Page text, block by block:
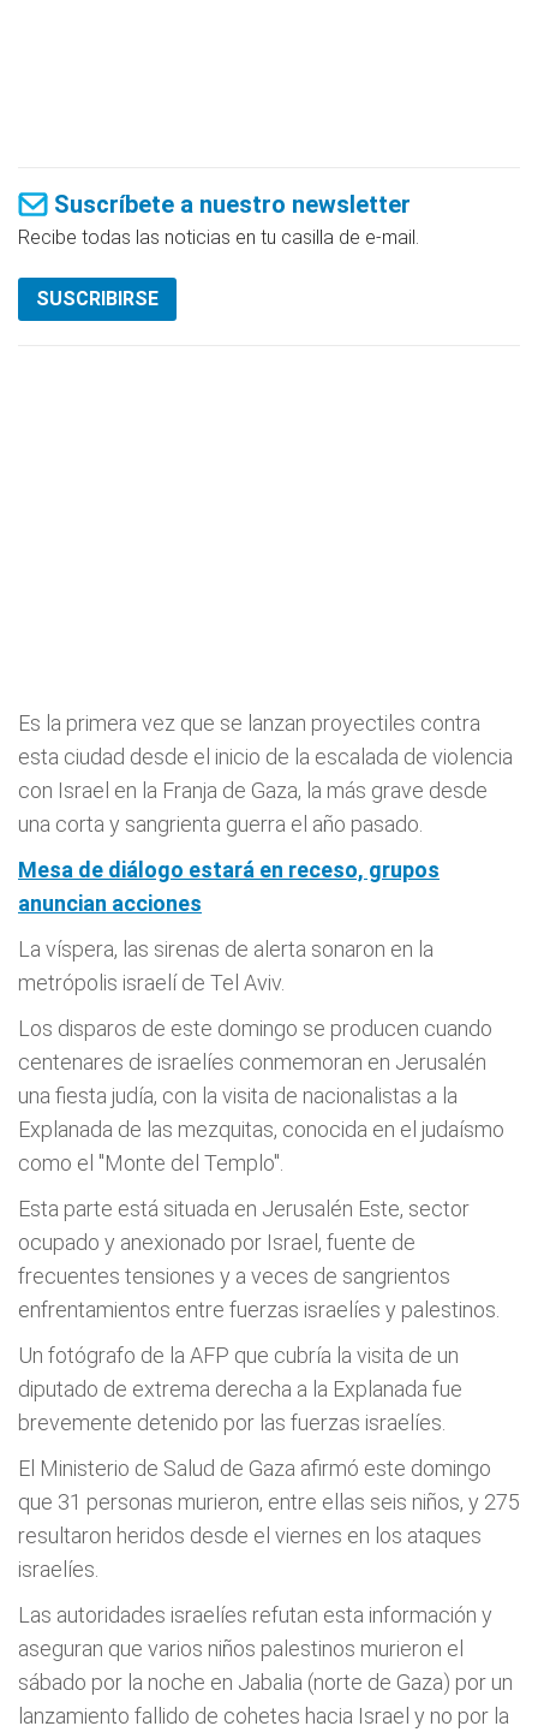
Suscríbete a nuestro newsletter
Recibe todas las noticias en tu casilla de e-mail.
SUSCRIBIRSE
Es la primera vez que se lanzan proyectiles contra
esta ciudad desde el inicio de la escalada de violencia
con Israel en la Franja de Gaza, la más grave desde
una corta y sangrienta guerra el año pasado.
Mesa de diálogo estará en receso, grupos
anuncian acciones
La víspera, las sirenas de alerta sonaron en la
metrópolis israelí de Tel Aviv.
Los disparos de este domingo se producen cuando
centenares de israelíes conmemoran en Jerusalén
una fiesta judía, con la visita de nacionalistas a la
Explanada de las mezquitas, conocida en el judaísmo
como el "Monte del Templo".
Esta parte está situada en Jerusalén Este, sector
ocupado y anexionado por Israel, fuente de
frecuentes tensiones y a veces de sangrientos
enfrentamientos entre fuerzas israelíes y palestinos.
Un fotógrafo de la AFP que cubría la visita de un
diputado de extrema derecha a la Explanada fue
brevemente detenido por las fuerzas israelíes.
El Ministerio de Salud de Gaza afirmó este domingo
que 31 personas murieron, entre ellas seis niños, y 275
resultaron heridos desde el viernes en los ataques
israelíes.
Las autoridades israelíes refutan esta información y
aseguran que varios niños palestinos murieron el
sábado por la noche en Jabalia (norte de Gaza) por un
lanzamiento fallido de cohetes hacia Israel y no por la